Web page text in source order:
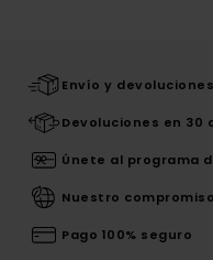
Envío y
Devoluciones en 30
Únete al programa
Nuestro
Pago 100% seguro